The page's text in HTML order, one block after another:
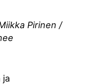
Pirinen /
ja